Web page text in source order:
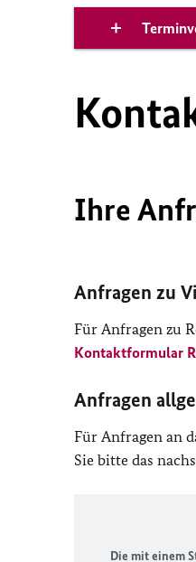
Ihre
Anfragen zu
Für Anfragen zu
Kontaktformular
Anfragen
Für Anfragen an
Sie bitte das
Die mit einem